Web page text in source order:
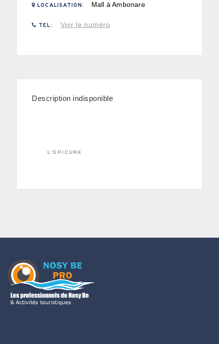
LOCALISATION: Mall à Ambonare
TEL: Voir le numéro
Description indisponible
L'EPICURE